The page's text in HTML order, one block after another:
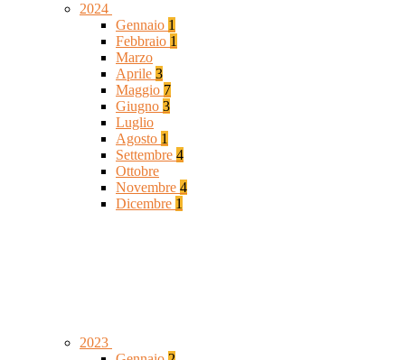
2024
Gennaio 1
Febbraio 1
Marzo
Aprile 3
Maggio 7
Giugno 3
Luglio
Agosto 1
Settembre 4
Ottobre
Novembre 4
Dicembre 1
2023